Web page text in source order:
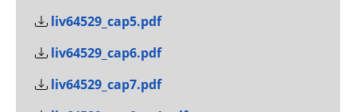
liv64529_cap5.pdf
liv64529_cap6.pdf
liv64529_cap7.pdf